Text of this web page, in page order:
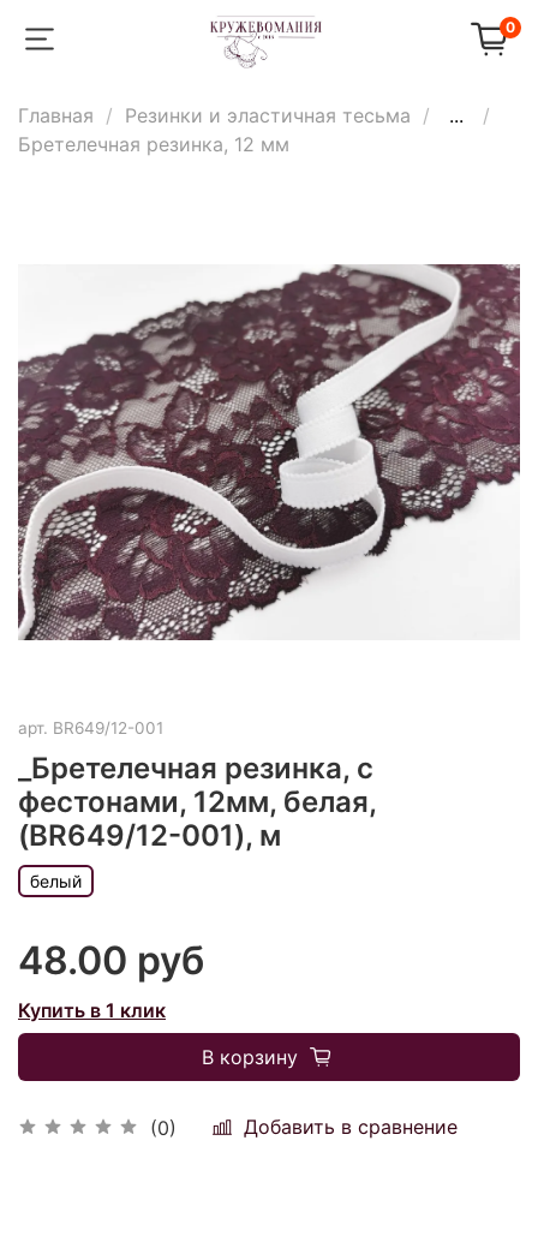
0
Главная Резинки и эластичная тесьма
...
Бретелечная резинка, 12 мм
арт. BR649/12-001
_Бретелечная резинка, с
фестонами, 12мм, белая,
(BR649/12-001), м
(0) Добавить в сравнение
белый
48.00 руб
Купить в 1 клик
В корзину